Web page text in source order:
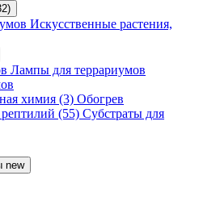
Искусственные растения,
Лампы для террариумов
химия (3) Обогрев
(55) Субстраты для
new